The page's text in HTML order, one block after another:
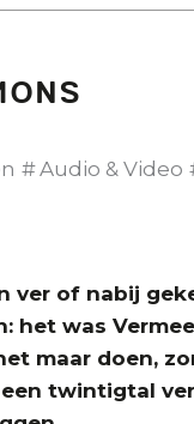
Audio & Video
ver of nabij
het was
maar doen,
twintigtal